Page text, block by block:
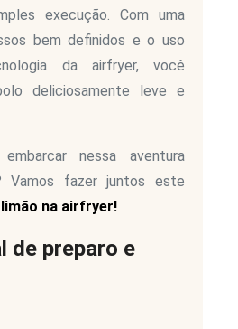
execução. Com uma
bem definidos e o uso
da airfryer, você
deliciosamente leve e
nessa aventura
Vamos fazer juntos este
na airfryer!
de preparo e